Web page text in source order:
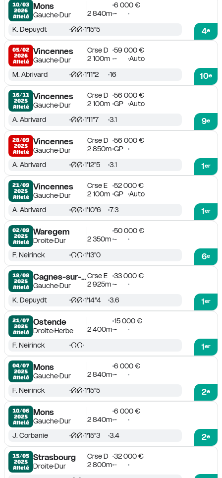
10/03
2026
Attelé
Mons
GaucheDur
6 000 €
2 840m -
4e
K. Depuydt 1'15''5
05/02
2026
Attelé
Vincennes
GaucheDur
Crse D
59 000 €
2 100m - Auto
10e
M. Abrivard 1'11''2 16
16/11
2025
Attelé
Vincennes
GaucheDur
Crse D
56 000 €
2 100m GP Auto
9e
A. Abrivard 1'11''7 3.1
28/09
2025
Attelé
Vincennes
GaucheDur
Crse D
56 000 €
2 850m GP
1er
A. Abrivard 1'12''5 3.1
21/09
2025
Attelé
Vincennes
GaucheDur
Crse E
52 000 €
2 100m GP Auto
1er
A. Abrivard 1'10''6 7.3
02/09
2025
Attelé
Waregem
DroiteDur
50 000 €
2 350m -
6e
F. Neirinck 1'13''0
18/08
2025
Attelé
Cagnes-sur-Mer
GaucheDur
Crse E
33 000 €
2 925m -
1er
K. Depuydt 1'14''4 3.6
21/07
2025
Attelé
Ostende
DroiteHerbe
15 000 €
2 400m -
1er
F. Neirinck
04/07
2025
Attelé
Mons
GaucheDur
6 000 €
2 840m -
2e
F. Neirinck 1'15''5
10/06
2025
Attelé
Mons
GaucheDur
6 000 €
2 840m -
2e
J. Corbanie 1'15''3 3.4
15/05
2025
Attelé
Strasbourg
DroiteDur
Crse D
32 000 €
2 800m -